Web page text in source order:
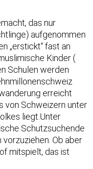
das nur
aufgenommen
„erstickt“ fast an
Kinder (
Schulen werden
erreicht
von Schweizern unter
liegt.Unter
Schutzsuchende
Ob aber
mitspielt, das ist